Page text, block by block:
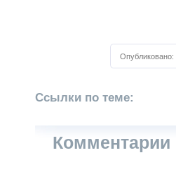
Опубликовано:
Ссылки по теме:
Комментарии